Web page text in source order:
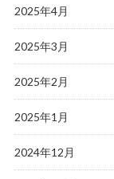
2025年4月
2025年3月
2025年2月
2025年1月
2024年12月